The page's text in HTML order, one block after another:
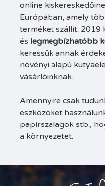
online
Európában, amely
terméket szállít. 2019
és legmegbízhatóbb
keressük annak
növényi alapú
vásárlóinknak.
Amennyire csak
eszközöket
papírszalagok stb.,
a környezetet.